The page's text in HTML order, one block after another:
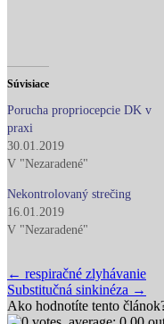
Súvisiace
Porucha propriocepcie DK v
praxi
30.01.2019
V "Nezaradené"
Nekontrolovaný strečing
16.01.2019
V "Nezaradené"
Post
navigation
← respiračné zlyhávanie
Substitučná sinkinéza →
Ako hodnotíte tento